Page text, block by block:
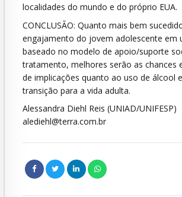
localidades do mundo e do próprio EUA.
CONCLUSÃO: Quanto mais bem
engajamento do jovem adolescente em
baseado no modelo de apoio/suporte
tratamento, melhores serão as chances
de implicações quanto ao uso de álcool
transição para a vida adulta.
Alessandra Diehl Reis (UNIAD/UNIFESP)
alediehl@terra.com.br